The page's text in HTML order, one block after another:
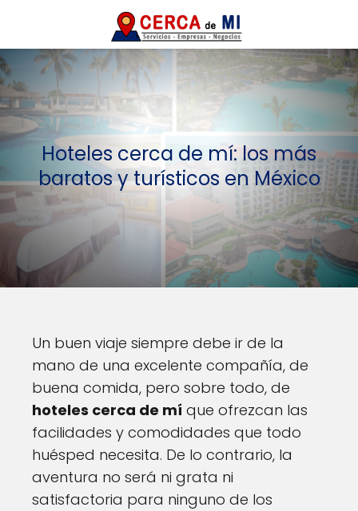
Hoteles cerca de mí: los más
baratos y turísticos en México
Un buen viaje siempre debe ir de la
mano de una excelente compañía, de
buena comida, pero sobre todo, de
hoteles cerca de mí que ofrezcan las
facilidades y comodidades que todo
huésped necesita. De lo contrario, la
aventura no será ni grata ni
satisfactoria para ninguno de los